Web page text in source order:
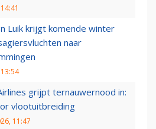
Luik krijgt komende winter
naar
grijpt ternauwernood in:
vlootuitbreiding
11:47